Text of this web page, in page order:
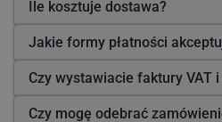
Ile kosztuje dostawa?
Jakie formy płatności
Czy wystawiacie faktury VAT i
Czy mogę odebrać